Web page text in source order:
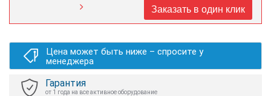
Заказать в один клик
Цена может быть ниже – спросите у
менеджера
Гарантия
от 1 года на все активное оборудование